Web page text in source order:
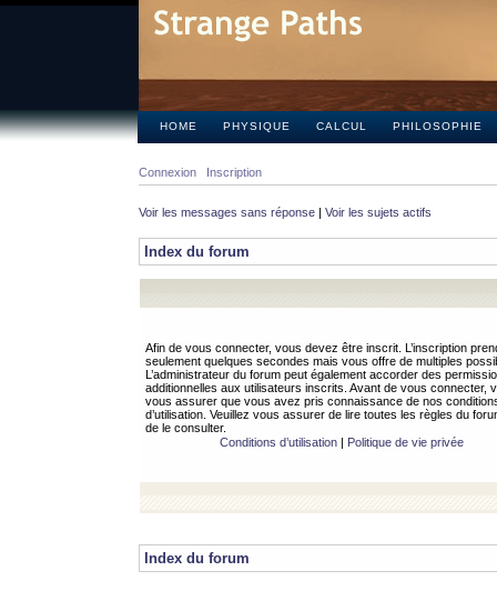
HOME PHYSIQUE CALCUL PHILOSOPHIE
Connexion Inscription
Voir les messages sans réponse | Voir les sujets actifs
Index du forum
Afin de vous connecter, vous devez être inscrit. L’inscription
seulement quelques secondes mais vous offre de multiples
L’administrateur du forum peut également accorder des
additionnelles aux utilisateurs inscrits. Avant de vous connecter,
vous assurer que vous avez pris connaissance de nos
d’utilisation. Veuillez vous assurer de lire toutes les règles du
de le consulter.
Conditions d’utilisation| Politique de vie privée
Index du forum